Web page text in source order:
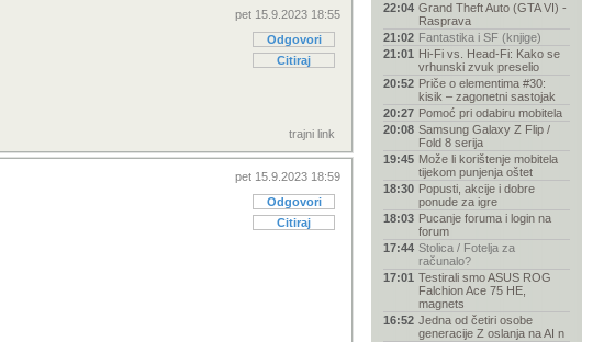
pet 15.9.2023 18:55
Odgovori
Citiraj
trajni link
pet 15.9.2023 18:59
Odgovori
Citiraj
22:04 Grand Theft Auto (GTA VI) -
Rasprava
21:02 Fantastika i SF (knjige)
21:01 Hi-Fi vs. Head-Fi: Kako se
vrhunski zvuk preselio
20:52 Priče o elementima #30:
kisik – zagonetni sastojak
20:27 Pomoć pri odabiru mobitela
20:08 Samsung Galaxy Z Flip /
Fold 8 serija
19:45 Može li korištenje mobitela
tijekom punjenja oštet
18:30 Popusti, akcije i dobre
ponude za igre
18:03 Pucanje foruma i login na
forum
17:44 Stolica / Fotelja za
računalo?
17:01 Testirali smo ASUS ROG
Falchion Ace 75 HE,
magnets
16:52 Jedna od četiri osobe
generacije Z oslanja na AI n